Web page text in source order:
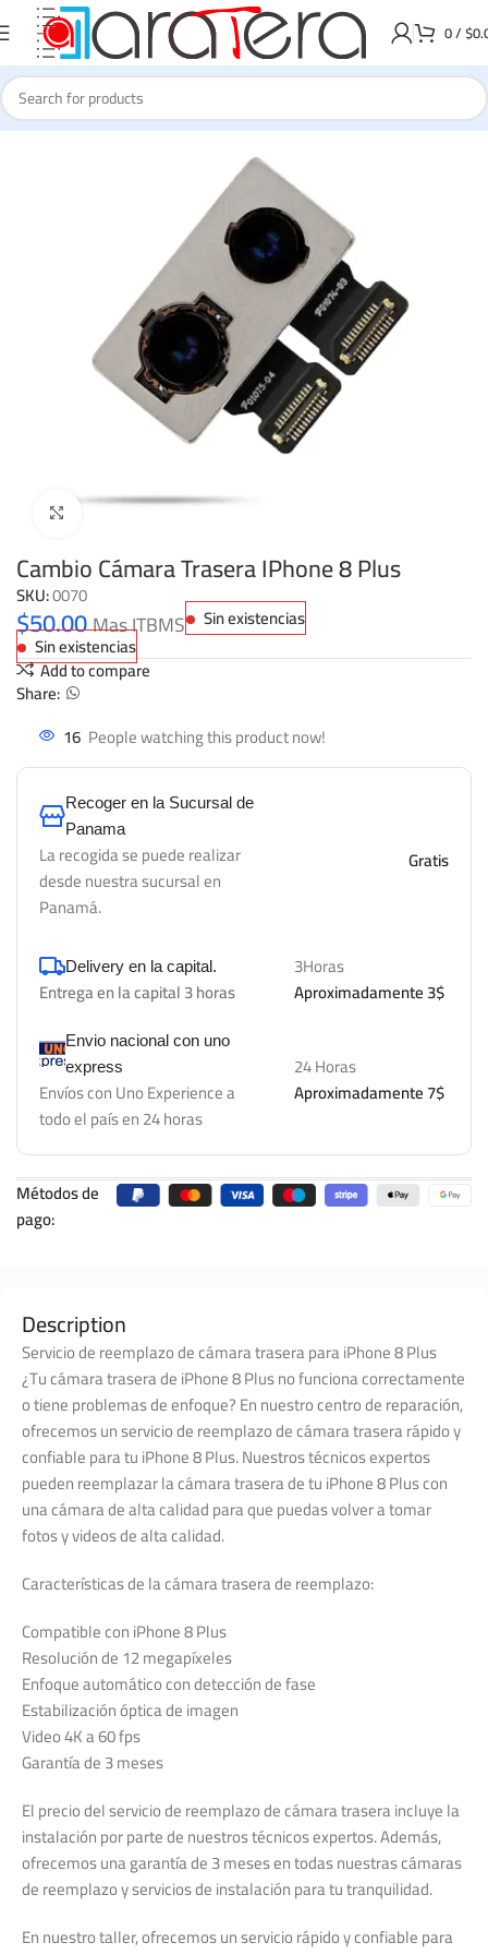
0/$
Click to enlarge
Cambio Cámara Trasera IPhone 8 Plus
SKU:0070
$50.00Mas ITBMS
Sin existencias
Sin existencias
Add to compare
Share:
16 People watching this product now!
Recoger en la Sucursal de
Panama
La recogida se puede realizar
desde nuestra sucursal en
Panamá.
Gratis
Delivery en la capital.
Entrega en la capital 3 horas
3Horas
Aproximadamente 3$
Envio nacional con uno
express
Envíos con Uno Experience a
todo el país en 24 horas
24 Horas
Aproximadamente 7$
Métodos de
pago:
Description
Servicio de reemplazo de cámara trasera para iPhone 8 Plus
¿Tu cámara trasera de iPhone 8 Plus no funciona correctamente
o tiene problemas de enfoque? En nuestro centro de reparación,
ofrecemos un servicio de reemplazo de cámara trasera rápido y
confiable para tu iPhone 8 Plus. Nuestros técnicos expertos
pueden reemplazar la cámara trasera de tu iPhone 8 Plus con
una cámara de alta calidad para que puedas volver a tomar
fotos y videos de alta calidad.
Características de la cámara trasera de reemplazo:
Compatible con iPhone 8 Plus
Resolución de 12 megapíxeles
Enfoque automático con detección de fase
Estabilización óptica de imagen
Video 4K a 60 fps
Garantía de 3 meses
El precio del servicio de reemplazo de cámara trasera incluye la
instalación por parte de nuestros técnicos expertos. Además,
ofrecemos una garantía de 3 meses en todas nuestras cámaras
de reemplazo y servicios de instalación para tu tranquilidad.
En nuestro taller, ofrecemos un servicio rápido y confiable para